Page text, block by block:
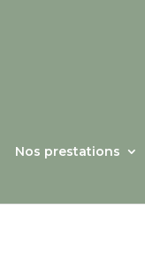
Nos prestations